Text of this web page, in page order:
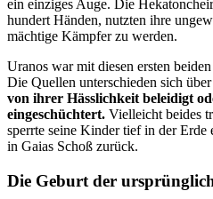
ein einziges Auge. Die
hundert Händen, nutzten ihre
mächtige Kämpfer zu werden.
Uranos war mit diesen ersten
Die Quellen unterschieden sich
von ihrer Hässlichkeit beleidigt
eingeschüchtert. Vielleicht beides
sperrte seine Kinder tief in der
in Gaias Schoß zurück.
Die Geburt der